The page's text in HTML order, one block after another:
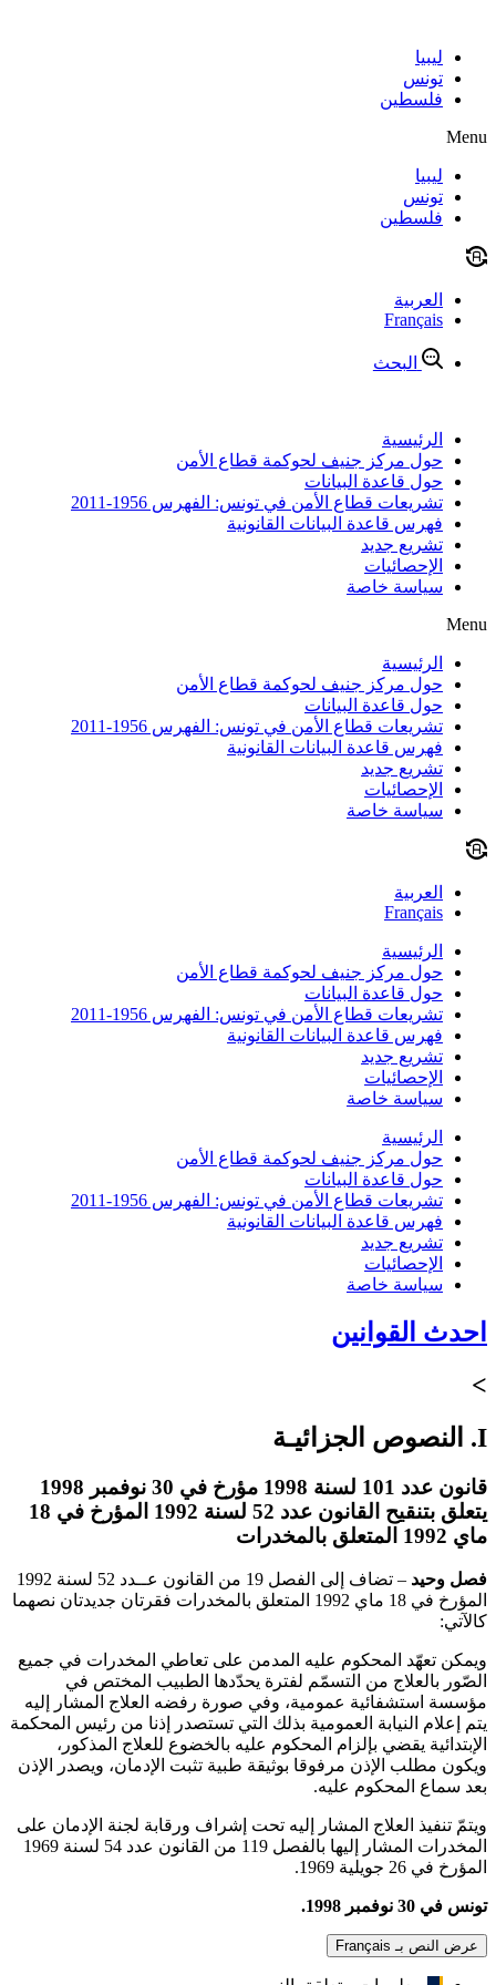
contentليبيا
تونس
فلسطين
Menu
ليبيا
تونس
فلسطين
العربية
Français
البحث
الرئيسية
حول مركز جنيف لحوكمة قطاع الأمن
حول قاعدة البيانات
تشريعات قطاع الأمن في تونس: الفهرس 1956-2011
فهرس قاعدة البيانات القانونية
تشريع جديد
الإحصائيات
سياسة خاصة
Menu
الرئيسية
حول مركز جنيف لحوكمة قطاع الأمن
حول قاعدة البيانات
تشريعات قطاع الأمن في تونس: الفهرس 1956-2011
فهرس قاعدة البيانات القانونية
تشريع جديد
الإحصائيات
سياسة خاصة
العربية
Français
الرئيسية
حول مركز جنيف لحوكمة قطاع الأمن
حول قاعدة البيانات
تشريعات قطاع الأمن في تونس: الفهرس 1956-2011
فهرس قاعدة البيانات القانونية
تشريع جديد
الإحصائيات
سياسة خاصة
الرئيسية
حول مركز جنيف لحوكمة قطاع الأمن
حول قاعدة البيانات
تشريعات قطاع الأمن في تونس: الفهرس 1956-2011
فهرس قاعدة البيانات القانونية
تشريع جديد
الإحصائيات
سياسة خاصة
احدث القوانين
>
I. النصوص الجزائيـة
قانون عدد 101 لسنة 1998 مؤرخ في 30 نوفمبر 1998
يتعلق بتنقيح القانون عدد 52 لسنة 1992 المؤرخ في 18
ماي 1992 المتعلق بالمخدرات
فصل وحيد
– تضاف إلى الفصل 19 من القانون عــدد 52 لسنة 1992
المؤرخ في 18 ماي 1992 المتعلق بالمخدرات فقرتان جديدتان نصهما
كالآتي:
ويمكن تعهّد المحكوم عليه المدمن على تعاطي المخدرات في جميع
الصّور بالعلاج من التسمّم لفترة يحدّدها الطبيب المختص في
مؤسسة استشفائية عمومية، وفي صورة رفضه العلاج المشار إليه
يتم إعلام النيابة العمومية بذلك التي تستصدر إذنا من رئيس المحكمة
الإبتدائية يقضي بإلزام المحكوم عليه بالخضوع للعلاج المذكور،
ويكون مطلب الإذن مرفوقا بوثيقة طبية تثبت الإدمان، ويصدر الإذن
بعد سماع المحكوم عليه.
ويتمّ تنفيذ العلاج المشار إليه تحت إشراف ورقابة لجنة الإدمان على
المخدرات المشار إليها بالفصل 119 من القانون عدد 54 لسنة 1969
المؤرخ في 26 جويلية 1969.
تونس في 30 نوفمبر 1998.
عرض النص بـ Français